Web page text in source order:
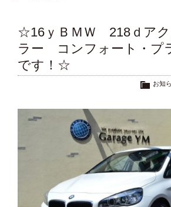
☆16ｙＢＭＷ 218ｄアク
ラー コンフォート・プ
です！☆
お知